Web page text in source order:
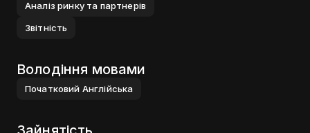
Аналiз ринку та партнерiв
Звiтнiсть
Володіння мовами
Початковий Англiйська